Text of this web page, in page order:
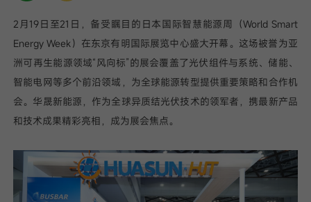
我已阅读并同意
隐私政策
2月19日至21日，备受瞩目的日本国际智慧能源周（World Smart
Energy Week）在东京有明国际展览中心盛大开幕。这场被誉为亚
洲可再生能源领域“风向标”的展会覆盖了光伏组件与系统、储能、
智能电网等多个前沿领域，为全球能源转型提供重要策略和合作机
会。华晟新能源，作为全球异质结光伏技术的领军者，携最新产品
和技术成果精彩亮相，成为展会焦点。